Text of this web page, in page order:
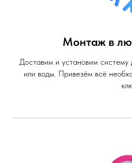
Монтаж в
Доставим и установим систему
или воды. Привезём всё